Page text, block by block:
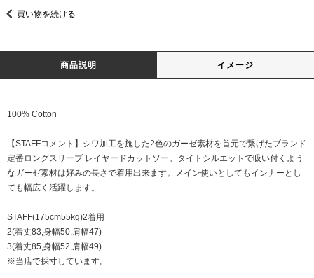
買い物を続ける
商品説明 イメージ
100% Cotton
【STAFFコメント】シワ加工を施した2色のガーゼ素材を首元で繋げたブランド
定番ロングスリーブ レイヤードカットソー。タイトシルエットで吸い付くよう
なガーゼ素材は好みの長さで着用出来ます。メイン使いとしてもインナーとし
ても幅広く活躍します。
STAFF(175cm55kg)2着用
2(着丈83,身幅50,肩幅47)
3(着丈85,身幅52,肩幅49)
※当店で採寸しています。